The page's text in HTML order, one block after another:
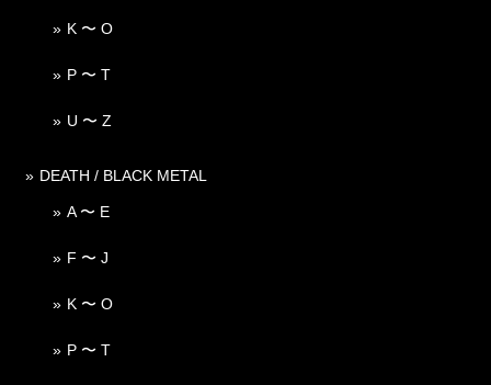
K 〜 O
P 〜 T
U 〜 Z
DEATH / BLACK METAL
A 〜 E
F 〜 J
K 〜 O
P 〜 T